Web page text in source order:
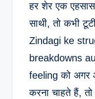
हर शेर एक
साथी, तो कभी
Zindagi ke
breakdowns
feeling को अगर
करना चाहते हैं,